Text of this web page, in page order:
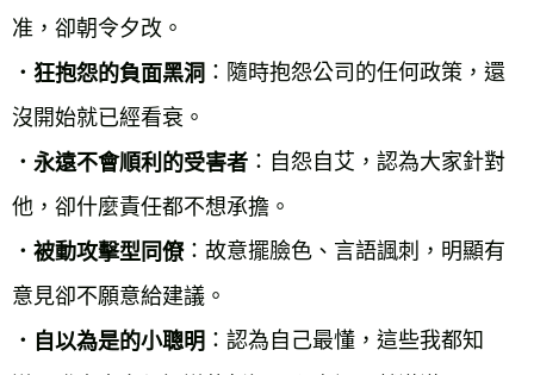
准，卻朝令夕改。
．狂抱怨的負面黑洞 ：隨時抱怨公司的任何政策，還
沒開始就已經看衰。
．永遠不會順利的受害者 ：自怨自艾，認為大家針對
他，卻什麼責任都不想承擔。
．被動攻擊型同僚：故意擺臉色、言語諷刺，明顯有
意見卻不願意給建議。
．自以為是的小聰明 ：認為自己最懂，這些我都知